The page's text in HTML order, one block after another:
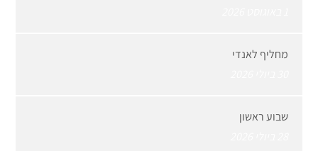
מחליף לאנדי
שבוע ראשון